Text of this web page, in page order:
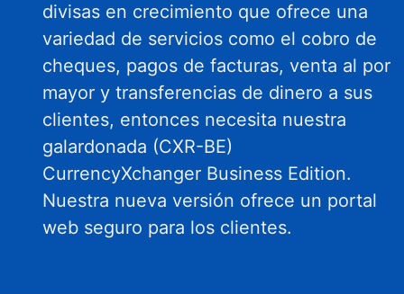
divisas en crecimiento que ofrece una
variedad de servicios como el cobro de
cheques, pagos de facturas, venta al por
mayor y transferencias de dinero a sus
clientes, entonces necesita nuestra
galardonada (CXR-BE)
CurrencyXchanger Business Edition.
Nuestra nueva versión ofrece un portal
web seguro para los clientes.